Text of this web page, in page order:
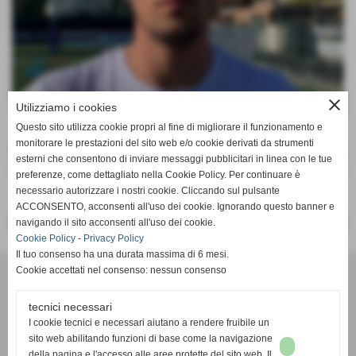
DATI
ruolo: -
<< PRECEDENTE
Via Campo Sportivo 3, San Sebastiano - 12045 Fossano
close
Utilizziamo i cookies
Questo sito utilizza cookie propri al fine di migliorare il funzionamento e
monitorare le prestazioni del sito web e/o cookie derivati da strumenti
esterni che consentono di inviare messaggi pubblicitari in linea con le tue
preferenze, come dettagliato nella Cookie Policy. Per continuare è
necessario autorizzare i nostri cookie. Cliccando sul pulsante
ACCONSENTO, acconsenti all'uso dei cookie. Ignorando questo banner e
navigando il sito acconsenti all'uso dei cookie.
Cookie Policy - Privacy Policy
Il tuo consenso ha una durata massima di 6 mesi.
Cookie accettati nel consenso: nessun consenso
tecnici necessari
I cookie tecnici e necessari aiutano a rendere fruibile un
sito web abilitando funzioni di base come la navigazione